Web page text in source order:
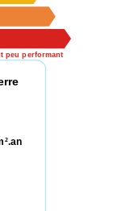
peu performant
2.an